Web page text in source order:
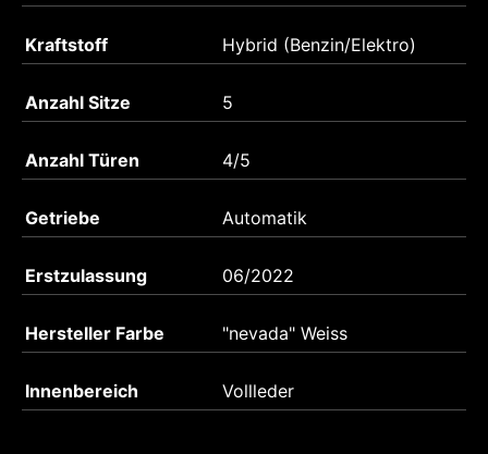
Kraftstoff Hybrid (Benzin/Elektro)
Anzahl Sitze 5
Anzahl Türen 4/5
Getriebe Automatik
Erstzulassung 06/2022
Hersteller Farbe "nevada" Weiss
Innenbereich Vollleder